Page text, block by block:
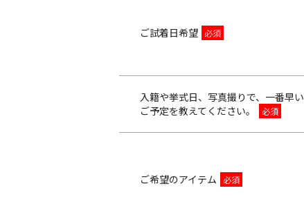
ご試着日希望
入籍や挙式日、写真撮りで、一番早い
ご予定を教えてください。
ご希望のアイテム